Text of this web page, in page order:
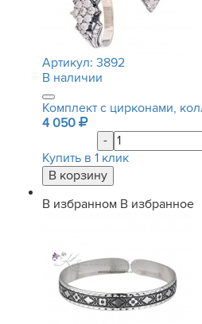
Артикул: 3892
В наличии
Комплект с цирконами,
4 050
-
Купить в 1 клик
В избранном В избранное